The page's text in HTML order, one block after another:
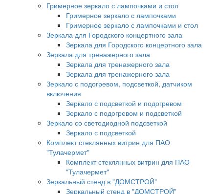
Гримерное зеркало с лампочками и стол
Гримерное зеркало с лампочками
Гримерное зеркало с лампочками и стол
Зеркала для Городского концертного зала
Зеркала для Городского концертного зала
Зеркала для тренажерного зала
Зеркала для тренажерного зала
Зеркала для тренажерного зала
Зеркало с подогревом, подсветкой, датчиком
включения
Зеркало с подсветкой и подогревом
Зеркало с подогревом и подсветкой
Зеркало со светодиодной подсветкой
Зеркало с подсветкой
Комплект стеклянных витрин для ПАО
"Тулачермет"
Комплект стеклянных витрин для ПАО
"Тулачермет"
Зеркальный стенд в "ДОМСТРОЙ"
Зеркальный стенд в "ДОМСТРОЙ"